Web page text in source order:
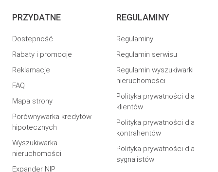
PRZYDATNE
Dostepność
Rabaty i promocje
Reklamacje
FAQ
Mapa strony
Porównywarka kredytów
hipotecznych
Wyszukiwarka
nieruchomości
Expander NIP
REGULAMINY
Regulaminy
Regulamin serwisu
Regulamin wyszukiwarki
nieruchomości
Polityka prywatności dla
klientów
Polityka prywatności dla
kontrahentów
Polityka prywatności dla
sygnalistów